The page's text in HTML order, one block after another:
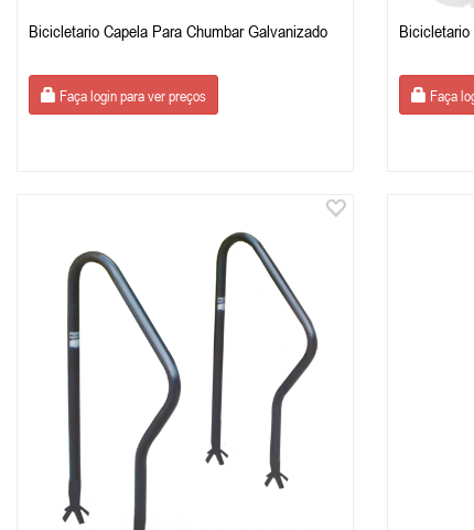
Bicicletario Capela Para Chumbar Galvanizado
Faça login para ver preços
Bicicletario
Faça